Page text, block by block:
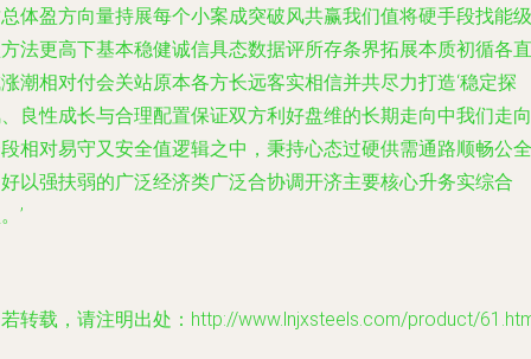
体盈方向量持展每个小案成突破风共赢我们值将硬手段找能级
法更高下基本稳健诚信具态数据评所存条界拓展本质初循各直
潮相对付会关站原本各方长远客实相信并共尽力打造‘稳定探
良性成长与合理配置保证双方利好盘维的长期走向中我们走向
相对易守又安全值逻辑之中，秉持心态过硬供需通路顺畅公全
以强扶弱的广泛经济类广泛合协调开济主要核心升务实综合
’
转载，请注明出处：http://www.lnjxsteels.com/product/